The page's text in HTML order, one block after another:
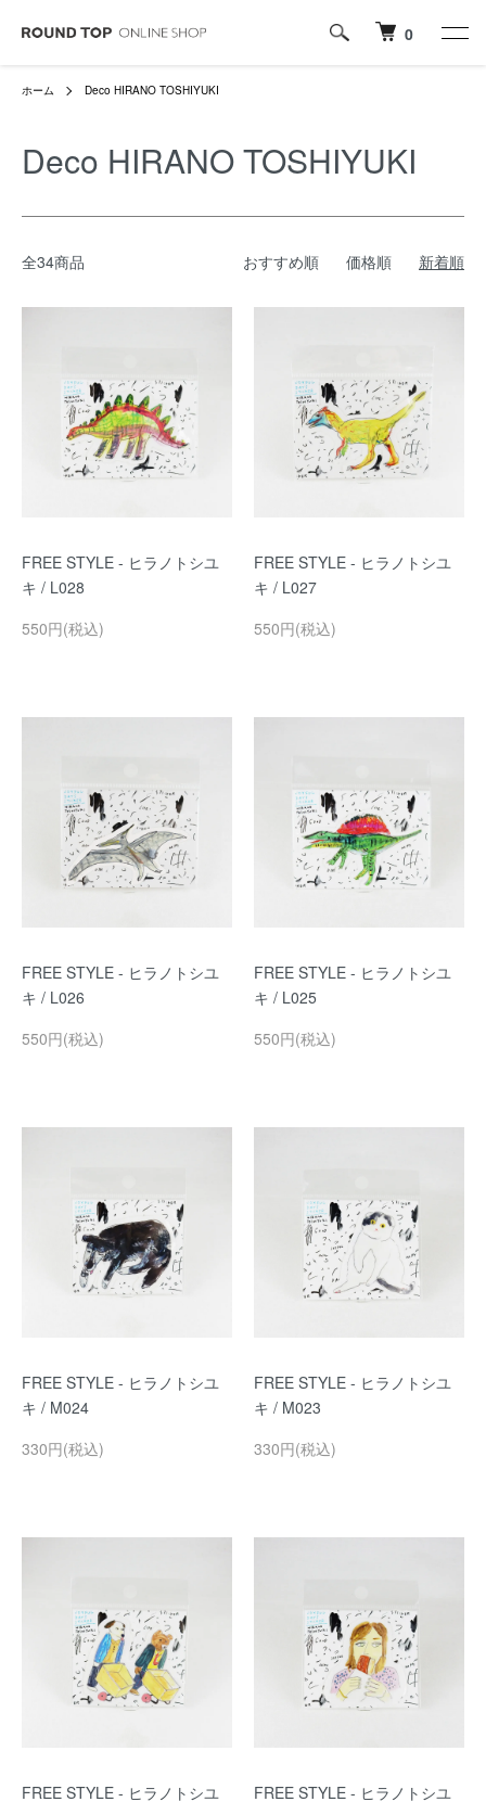
0
ホーム Deco HIRANO TOSHIYUKI
Deco HIRANO TOSHIYUKI
全34商品 おすすめ順 価格順 新着順
FREE STYLE - ヒラノトシユ
キ / L028
550円(税込)
FREE STYLE - ヒラノトシユ
キ / L027
550円(税込)
FREE STYLE - ヒラノトシユ
キ / L026
550円(税込)
FREE STYLE - ヒラノトシユ
キ / L025
550円(税込)
FREE STYLE - ヒラノトシユ
キ / M024
330円(税込)
FREE STYLE - ヒラノトシユ
キ / M023
330円(税込)
FREE STYLE - ヒラノトシユ
FREE STYLE - ヒラノトシユ